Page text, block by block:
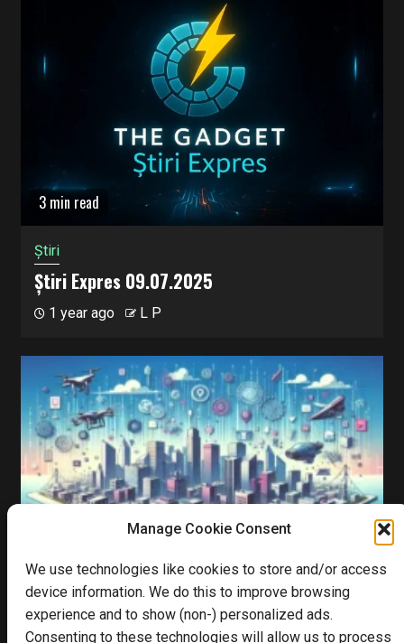
Manage Cookie Consent
We use technologies like cookies to store and/or access
device information. We do this to improve browsing
experience and to show (non-) personalized ads.
Consenting to these technologies will allow us to process
3 min read
Știri
Știri Expres 09.07.2025
1 year ago L P
6 min read
Blog